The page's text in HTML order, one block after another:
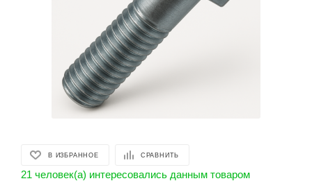
В ИЗБРАННОЕ СРАВНИТЬ
21 человек(а) интересовались данным товаром